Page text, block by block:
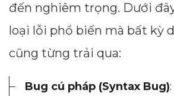
đến nghiêm trọng. Dưới
loại lỗi phổ biến mà bất kỳ
cũng từng trải qua:
Bug cú pháp (Syntax Bug)